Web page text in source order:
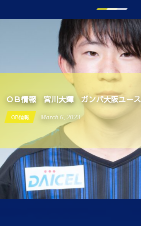
ＯＢ情報 宮川大輝 ガンバ大阪ユース
OB情報 March 6 2023